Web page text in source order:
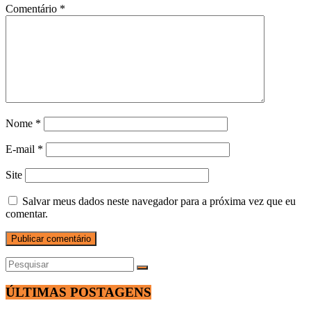
Comentário *
Nome *
E-mail *
Site
Salvar meus dados neste navegador para a próxima vez que eu
comentar.
ÚLTIMAS POSTAGENS